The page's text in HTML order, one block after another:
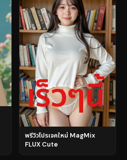
พรีวิวโปรเจคใหม่ MagMix
FLUX Cute